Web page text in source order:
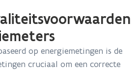
op energiemetingen is de
cruciaal om een correcte